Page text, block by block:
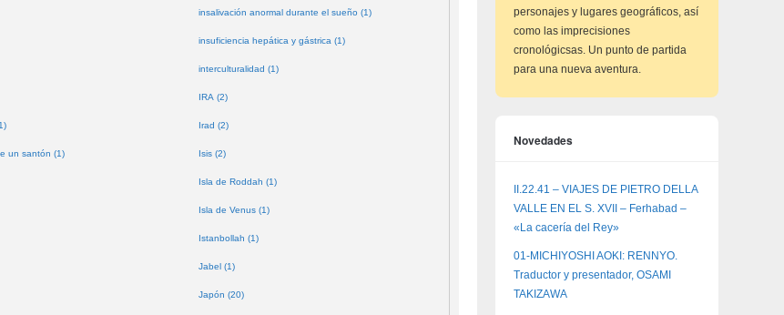
un santón (1)
insalivación anormal durante el sueño (1)
insuficiencia hepática y gástrica (1)
interculturalidad (1)
IRA (2)
Irad (2)
Isis (2)
Isla de Roddah (1)
Isla de Venus (1)
Istanbollah (1)
Jabel (1)
Japón (20)
personajes y lugares geográficos, así
como las imprecisiones
cronológicsas. Un punto de partida
para una nueva aventura.
Novedades
II.22.41 – VIAJES DE PIETRO DELLA
VALLE EN EL S. XVII – Ferhabad –
«La cacería del Rey»
01-MICHIYOSHI AOKI: RENNYO.
Traductor y presentador, OSAMI
TAKIZAWA